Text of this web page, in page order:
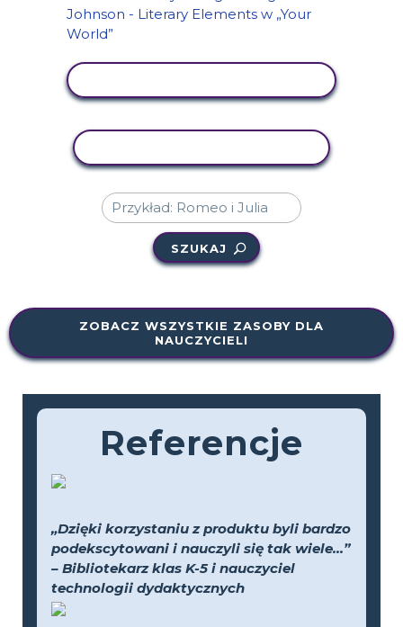
SZUKAJ
ZOBACZ WSZYSTKIE ZASOBY DLA
NAUCZYCIELI
Referencje
„Dzięki korzystaniu z produktu byli bardzo
podekscytowani i nauczyli się tak wiele...”
– Bibliotekarz klas K-5 i nauczyciel
technologii dydaktycznych